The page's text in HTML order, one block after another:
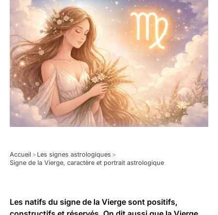
Accueil > Les signes astrologiques >
Signe de la Vierge, caractère et portrait astrologique
Les natifs du signe de la Vierge sont positifs,